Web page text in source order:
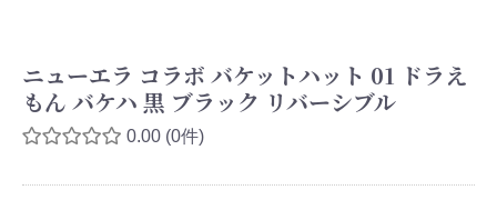
ニューエラ コラボ バケットハット 01 ドラえ
もん バケハ 黒 ブラック リバーシブル
0.00 (0件)